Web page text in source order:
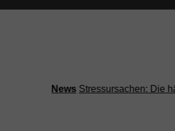
News Stressursachen: Die